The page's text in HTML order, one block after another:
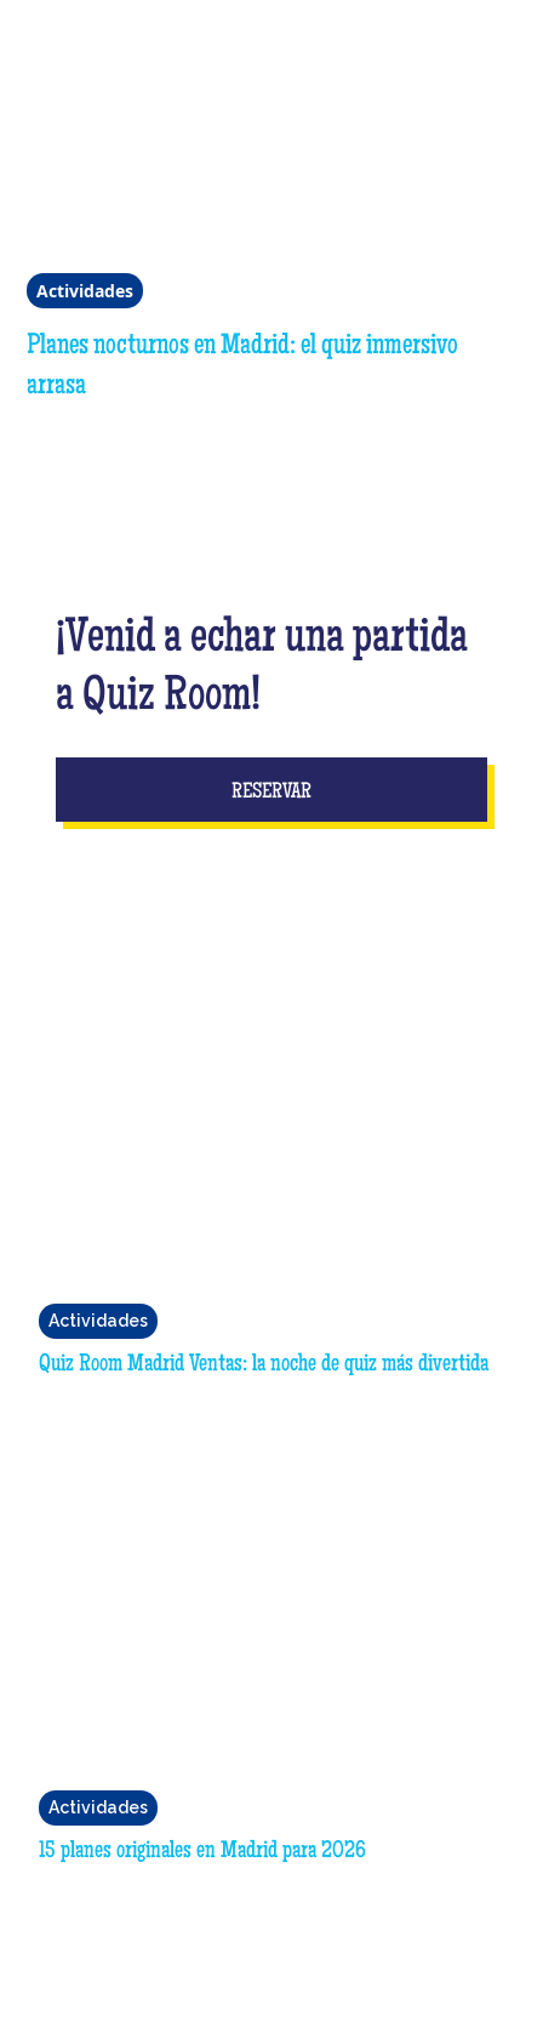
Actividades
Planes nocturnos en Madrid: el quiz inmersivo
arrasa
¡Venid a echar una partida
a Quiz Room!
RESERVAR
Actividades
Quiz Room Madrid Ventas: la noche de quiz más divertida
Actividades
15 planes originales en Madrid para 2026